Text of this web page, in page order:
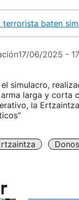
baten
17/06/2025 -
el simulacro,
arma larga y corta
la